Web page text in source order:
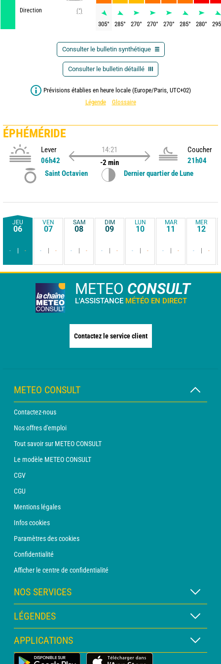
Direction
(°)
305° 285° 270° 270° 270° 285° 280° 295
Consulter le bulletin synthétique
Consulter le bulletin détaillé
Prévisions établies en heure locale (Europe/Paris, UTC+02)
Légende
Glossaire
ÉPHÉMÉRIDE
Lever
06h42
14:21
-2 min
Coucher
21h04
Saint Octavien
Dernier quartier de Lune
JEU
06
- -
VEN
07
- -
SAM
08
- -
DIM
09
- -
LUN
10
- -
MAR
11
- -
MER
12
- -
METEO CONSULT
L'ASSISTANCE MÉTÉO EN DIRECT
Contactez le service client
METEO CONSULT
Contactez-nous
Nos offres d'emploi
Tout savoir sur METEO CONSULT
Le modèle METEO CONSULT
CGV
CGU
Mentions légales
Infos cookies
Paramètres des cookies
Confidentialité
Afficher le centre de confidentialité
NOS SERVICES
Abonnement METEO Xpert
Abonnement METEO PRO
Consultation avec un prévisionniste
Bulletin PRO
LÉGENDES
Légende des cartes
Légende des pictogrammes
APPLICATIONS